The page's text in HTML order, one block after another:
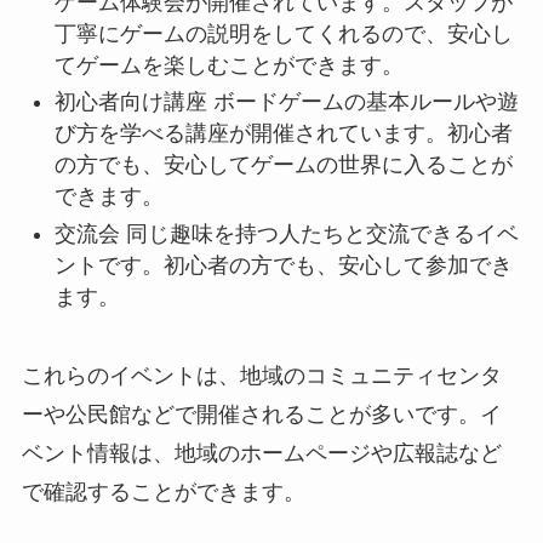
丁寧にゲームの説明をしてくれるので、安心し
てゲームを楽しむことができます。
初心者向け講座 ボードゲームの基本ルールや遊
び方を学べる講座が開催されています。初心者
の方でも、安心してゲームの世界に入ることが
できます。
交流会 同じ趣味を持つ人たちと交流できるイベ
ントです。初心者の方でも、安心して参加でき
ます。
これらのイベントは、地域のコミュニティセンタ
ーや公民館などで開催されることが多いです。イ
ベント情報は、地域のホームページや広報誌など
で確認することができます。